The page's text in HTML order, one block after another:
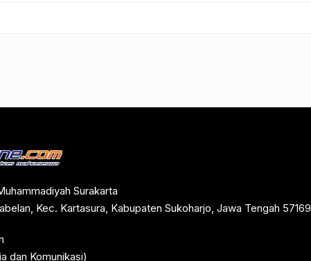
Surakarta
Kec. Kartasura, Kabupaten Sukoharjo, Jawa Tengah 57169
dan Komunikasi)